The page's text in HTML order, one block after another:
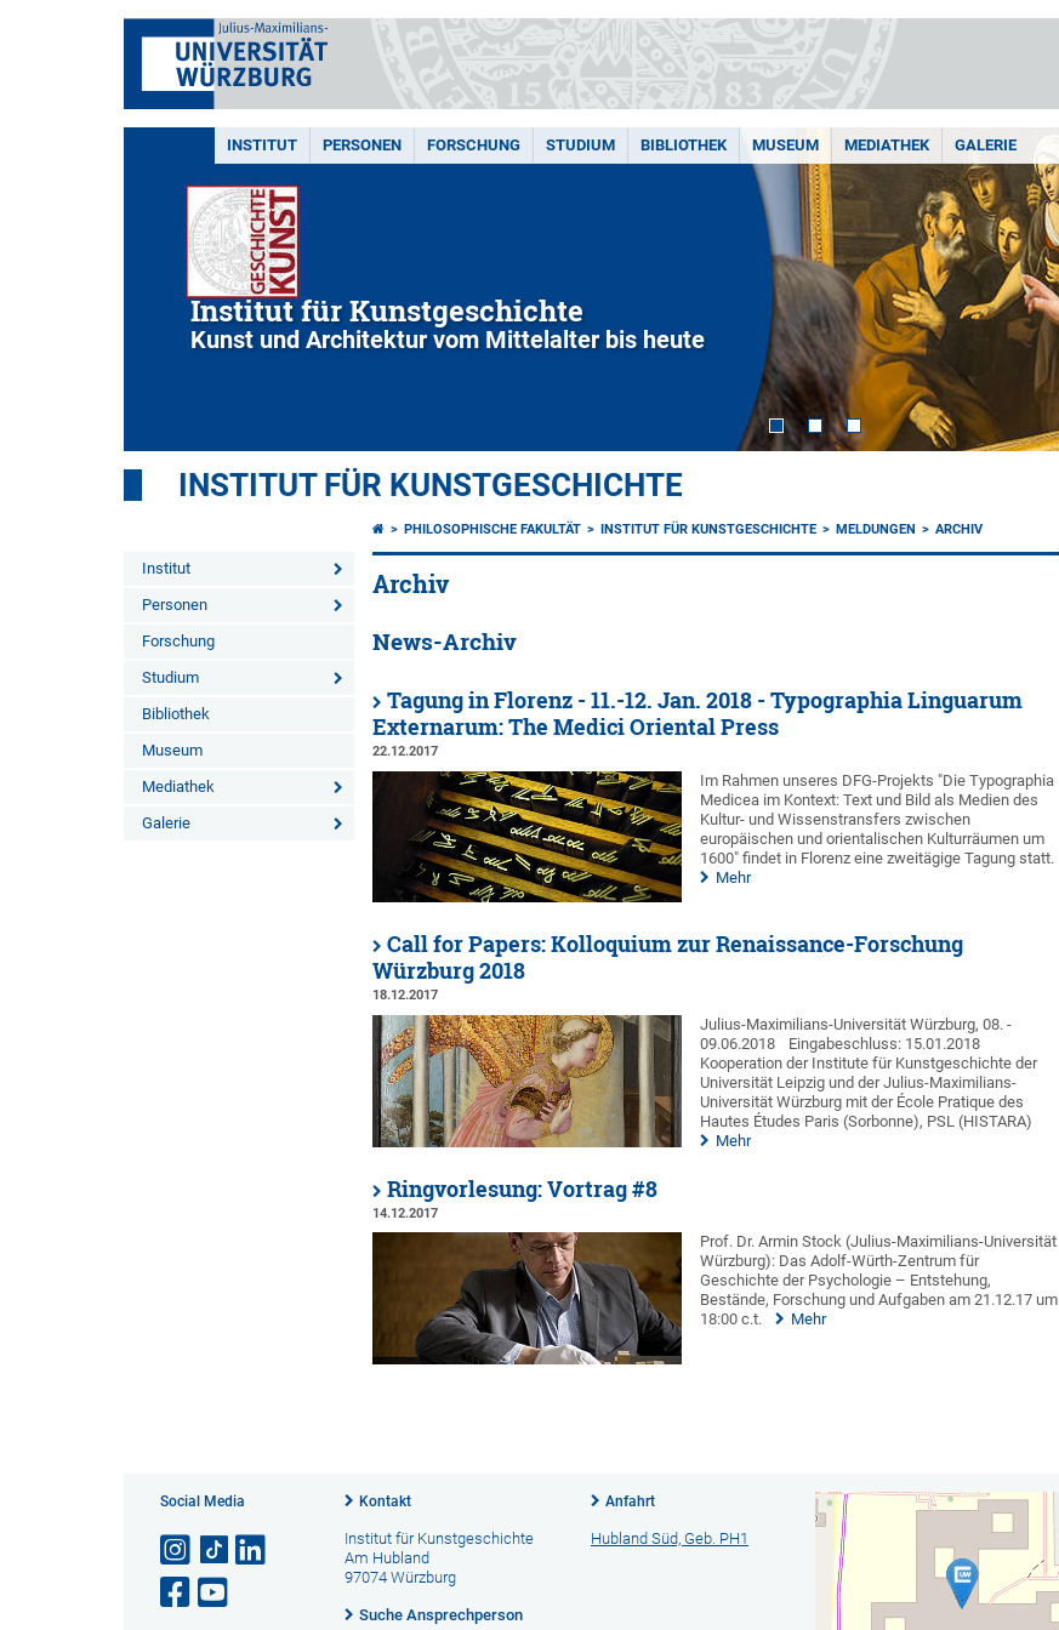
INSTITUT PERSONEN FORSCHUNG STUDIUM BIBLIOTHEK MUSEUM MEDIATHEK GALERIE
Institut für Kunstgeschichte
Kunst und Architektur vom Mittelalter bis heute
INSTITUT FÜR KUNSTGESCHICHTE
Institut
Personen
Forschung
Studium
Bibliothek
Museum
Mediathek
Galerie
PHILOSOPHISCHE FAKULTÄT INSTITUT FÜR KUNSTGESCHICHTE MELDUNGEN ARCHIV
Archiv
News-Archiv
Tagung in Florenz - 11.-12. Jan. 2018 - Typographia Linguarum
Externarum: The Medici Oriental Press
22.12.2017
Im Rahmen unseres DFG-Projekts "Die Typographia
Medicea im Kontext: Text und Bild als Medien des
Kultur- und Wissenstransfers zwischen
europäischen und orientalischen Kulturräumen um
1600" findet in Florenz eine zweitägige Tagung statt.
Mehr
Call for Papers: Kolloquium zur Renaissance-Forschung
Würzburg 2018
18.12.2017
Julius-Maximilians-Universität Würzburg, 08. -
09.06.2018
Eingabeschluss: 15.01.2018
Kooperation der Institute für Kunstgeschichte der
Universität Leipzig und der Julius-Maximilians-
Universität Würzburg mit der École Pratique des
Hautes Études Paris (Sorbonne), PSL (HISTARA)
Mehr
Ringvorlesung: Vortrag #8
14.12.2017
Prof. Dr. Armin Stock (Julius-Maximilians-Universität
Würzburg): Das Adolf-Würth-Zentrum für
Geschichte der Psychologie – Entstehung,
Bestände, Forschung und Aufgaben am 21.12.17 um
18:00 c.t.
Mehr
Social Media Kontakt
Institut für Kunstgeschichte
Am Hubland
97074 Würzburg
Suche Ansprechperson
Anfahrt
Hubland Süd, Geb. PH1